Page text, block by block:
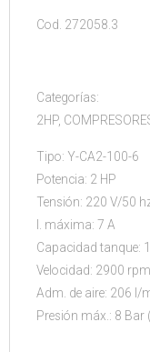
Cod. 272058.3
Categorías:
2HP,
Tipo: Y-CA2-100-6
Potencia: 2 HP
Tensión: 220 V/50
I. máxima: 7 A
Capacidad tanque:
Velocidad: 2900 rpm
Adm. de aire: 206 l/
Presión máx.: 8 Bar